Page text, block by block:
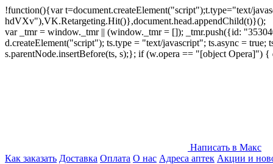
!function(){var t=document.createElement("script");t.type="text/
hdVXv"),VK.Retargeting.Hit()},document.head.appendChild(t)}();
var _tmr = window._tmr || (window._tmr = []); _tmr.push({id:
d.createElement("script"); ts.type = "text/javascript"; ts.async =
s.parentNode.insertBefore(ts, s);}; if (w.opera == "[object
Написать в Макс
Как заказать Доставка Оплата О нас Адреса аптек Акции и